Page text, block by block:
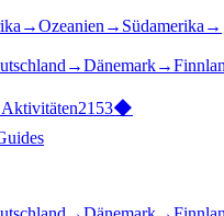
→Ozeanien → Südamerika →
→Dänemark→
Aktivitäten2153◆